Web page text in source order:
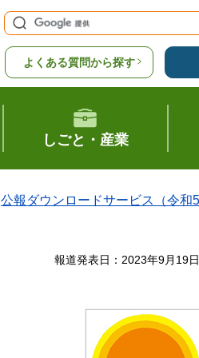
よくある質問から探す
しごと・産業
公報ダウンロードサービス（令和5
報道発表日：2023年9月19日